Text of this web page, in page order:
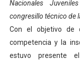
Dictan
Campo Elías
Encuentro
Nacionales
congresillo técnico de
Con el objetivo de
competencia y la
estuvo presente